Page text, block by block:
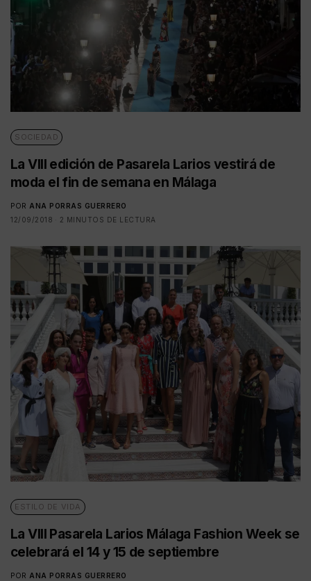
SOCIEDAD
La VIII edición de Pasarela Larios vestirá de
moda el fin de semana en Málaga
POR ANA PORRAS GUERRERO
12/09/2018
2 MINUTOS DE LECTURA
ESTILO DE VIDA
La VIII Pasarela Larios Málaga Fashion Week se
celebrará el 14 y 15 de septiembre
POR ANA PORRAS GUERRERO